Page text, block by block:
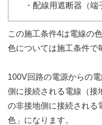
・配線用遮断器（
この施工条件4は電線の
色については施工条件で
100V回路の電源からの
側に接続される電線（接
の非接地側に接続される
色」になります。